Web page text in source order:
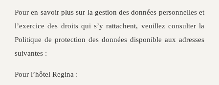
Pour en savoir plus sur la gestion des données personnelles et
l’exercice des droits qui s’y rattachent, veuillez consulter la
Politique de protection des données disponible aux adresses
suivantes :
Pour l’hôtel Regina :